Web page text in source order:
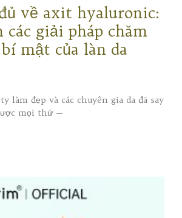
về axit hyaluronic:
các giải pháp chăm
mật của làn da
làm đẹp và các chuyên gia da đã say
mọi thứ —